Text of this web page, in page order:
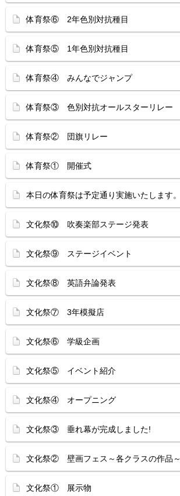
体育祭⑥ 2年色別対抗種目
体育祭⑤ 1年色別対抗種目
体育祭④ みんなでジャンプ
体育祭③ 色別対抗オールスターリレー
体育祭② 団旗リレー
体育祭① 開催式
本日の体育祭は予定通り実施いたします。
文化祭⑩ 吹奏楽部ステージ発表
文化祭⑨ ステージイベント
文化祭⑧ 英語弁論発表
文化祭⑦ 3年模擬店
文化祭⑥ 学級企画
文化祭⑤ イベント紹介
文化祭④ オープニング
文化祭③ 垂れ幕が完成しました!
文化祭② 壁画フェス～各クラスの作品～
文化祭① 展示物